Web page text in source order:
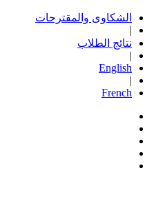
الشكاوى والمقترحات
|
نتائج الطلاب
|
English
|
French